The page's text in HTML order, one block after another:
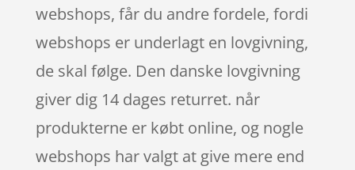
webshops, får du andre fordele, fordi
webshops er underlagt en lovgivning,
de skal følge. Den danske lovgivning
giver dig 14 dages returret. når
produkterne er købt online, og nogle
webshops har valgt at give mere end